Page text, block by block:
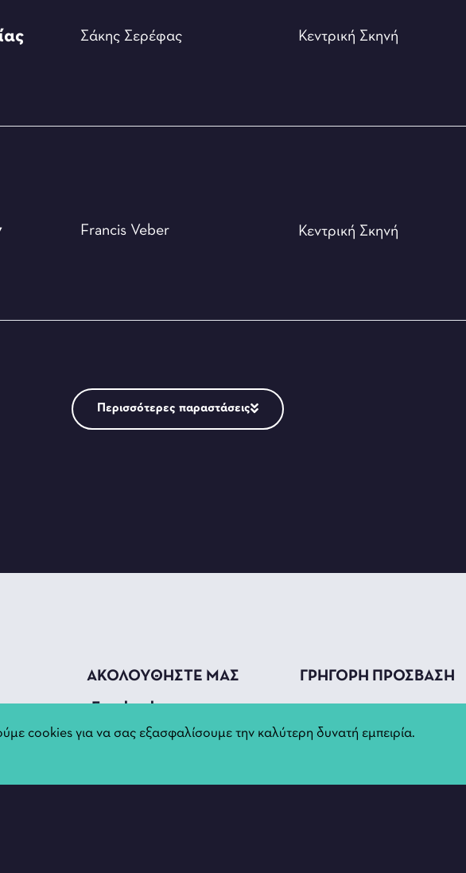
Σάκης Σερέφας Κεντρική Σκηνή
Francis Veber Κεντρική Σκηνή
Περισσότερες παραστάσεις
ΑΚΟΛΟΥΘΗΣΤΕ ΜΑΣ
_Facebook
_Instagram
ΓΡΗΓΟΡΗ ΠΡΟΣΒΑΣΗ
Παραστάσεις
Νέα & Ανακοινώσεις
cookies για να σας εξασφαλίσουμε την καλύτερη δυνατή εμπειρία.